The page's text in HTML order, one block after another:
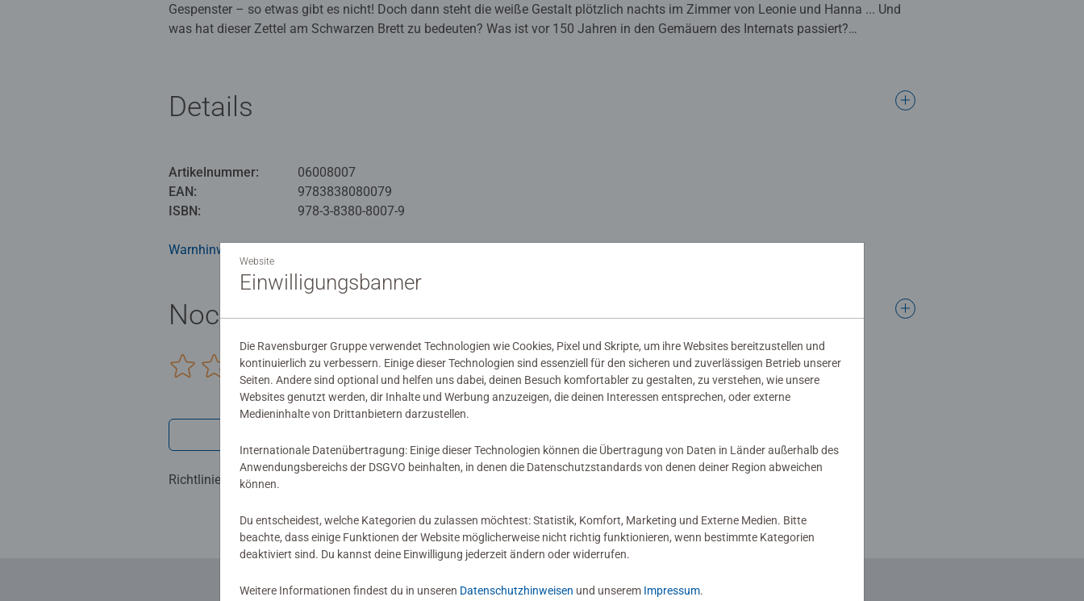
Gespenster – so etwas gibt es nicht! Doch dann steht die weiße Gestalt plötzlich nachts im Zimmer von Leonie und Hanna ... Und
was hat dieser Zettel am Schwarzen Brett zu bedeuten? Was ist vor 150 Jahren in den Gemäuern des Internats passiert?
Details
Artikelnummer:
06008007
EAN:
9783838080079
ISBN:
978-3-8380-8007-9
Warnhinweise und Herstellerinformation
Noch keine Bewertungen abgegeben
0/0
Richtlinien für Bewertungen
Website
Einwilligungsbanner
Die Ravensburger Gruppe verwendet Technologien wie Cookies, Pixel und Skripte, um ihre Websites bereitzustellen und
kontinuierlich zu verbessern. Einige dieser Technologien sind essenziell für den sicheren und zuverlässigen Betrieb unserer
Seiten. Andere sind optional und helfen uns dabei, deinen Besuch komfortabler zu gestalten, zu verstehen, wie unsere
Websites genutzt werden, dir Inhalte und Werbung anzuzeigen, die deinen Interessen entsprechen, oder externe
Medieninhalte von Drittanbietern darzustellen.
Internationale Datenübertragung: Einige dieser Technologien können die Übertragung von Daten in Länder außerhalb des
Anwendungsbereichs der DSGVO beinhalten, in denen die Datenschutzstandards von denen deiner Region abweichen
können.
Du entscheidest, welche Kategorien du zulassen möchtest: Statistik, Komfort, Marketing und Externe Medien. Bitte
beachte, dass einige Funktionen der Website möglicherweise nicht richtig funktionieren, wenn bestimmte Kategorien
deaktiviert sind. Du kannst deine Einwilligung jederzeit ändern oder widerrufen.
Weitere Informationen findest du in unseren Datenschutzhinweisen und unserem Impressum.